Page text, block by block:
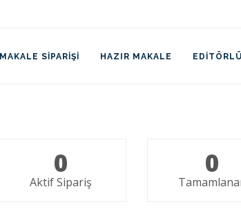
MAKALE SIPARIŞI HAZIR MAKALE
0
Aktif Sipariş
0